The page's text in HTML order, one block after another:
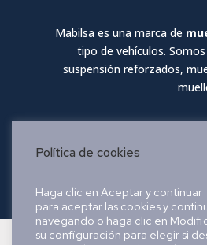
Mabilsa es una marca de
tipo de vehículos.
suspensión reforzados,
Política de cookies
Haga clic en Aceptar y continuar
para aceptar las cookies y
navegando o haga clic en
su configuración para elegir si